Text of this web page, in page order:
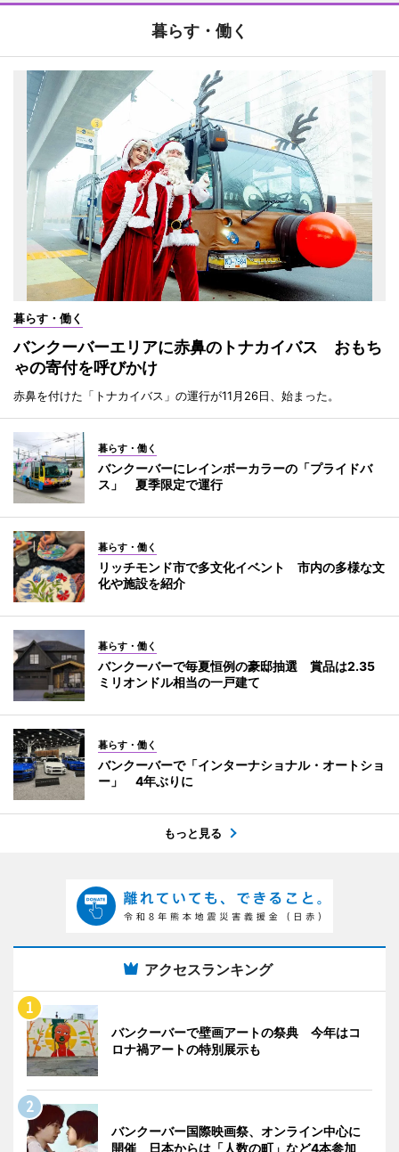
暮らす・働く
暮らす・働く
バンクーバーエリアに赤鼻のトナカイバス おもち
ゃの寄付を呼びかけ
赤鼻を付けた「トナカイバス」の運行が11月26日、始まった。
暮らす・働く
バンクーバーにレインボーカラーの「プライドバ
ス」 夏季限定で運行
暮らす・働く
リッチモンド市で多文化イベント 市内の多様な文
化や施設を紹介
暮らす・働く
バンクーバーで毎夏恒例の豪邸抽選 賞品は2.35
ミリオンドル相当の一戸建て
暮らす・働く
バンクーバーで「インターナショナル・オートショ
ー」 4年ぶりに
もっと見る
アクセスランキング
バンクーバーで壁画アートの祭典 今年はコ
ロナ禍アートの特別展示も
バンクーバー国際映画祭、オンライン中心に
開催 日本からは「人数の町」など4本参加